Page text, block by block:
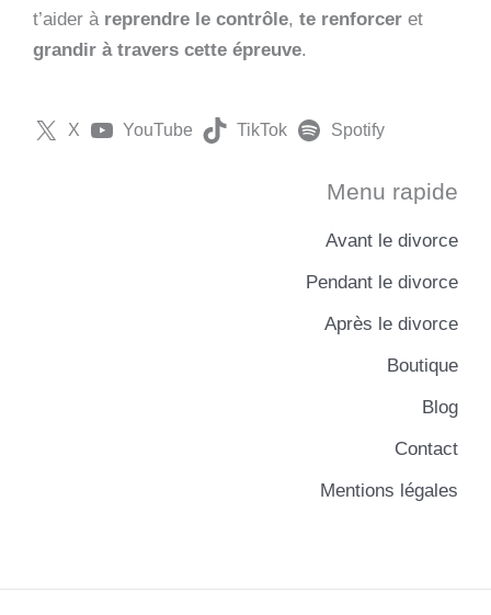
t’aider à reprendre le contrôle, te renforcer et
grandir à travers cette épreuve.
X YouTube TikTok Spotify
Menu rapide
Avant le divorce
Pendant le divorce
Après le divorce
Boutique
Blog
Contact
Mentions légales